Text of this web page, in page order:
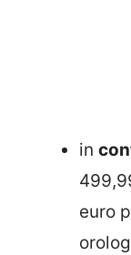
in
euro